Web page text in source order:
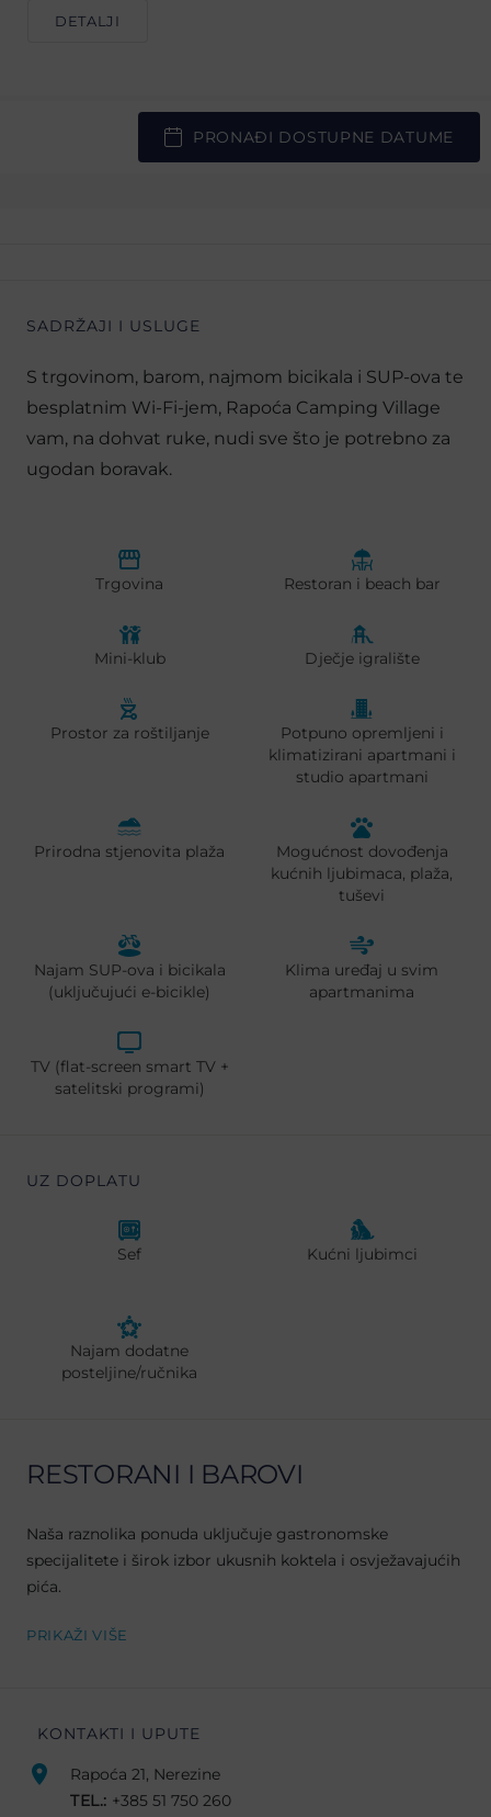
DETALJI
PRONAĐI DOSTUPNE DATUME
SADRŽAJI I USLUGE
S trgovinom, barom, najmom bicikala i SUP-ova te
besplatnim Wi-Fi-jem, Rapoća Camping Village
vam, na dohvat ruke, nudi sve što je potrebno za
ugodan boravak.
Trgovina Restoran i beach bar
Mini-klub Dječje igralište
Prostor za roštiljanje
Potpuno opremljeni i
klimatizirani apartmani i
studio apartmani
Prirodna stjenovita plaža
Mogućnost dovođenja
kućnih ljubimaca, plaža,
tuševi
Najam SUP-ova i bicikala
(uključujući e-bicikle)
Klima uređaj u svim
apartmanima
TV (flat-screen smart TV +
satelitski programi)
UZ DOPLATU
Sef Kućni ljubimci
Najam dodatne
posteljine/ručnika
RESTORANI I BAROVI
Naša raznolika ponuda uključuje gastronomske
specijalitete i širok izbor ukusnih koktela i osvježavajućih
pića.
PRIKAŽI VIŠE
KONTAKTI I UPUTE
Rapoća 21, Nerezine
TEL.: +385 51 750 260